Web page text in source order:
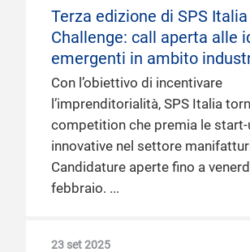
Terza edizione di SPS Italia
Challenge: call aperta alle
emergenti in ambito
Con l’obiettivo di incentivare
l’imprenditorialità, SPS Italia
competition che premia le start-
innovative nel settore
Candidature aperte fino a
febbraio.
23 set 2025